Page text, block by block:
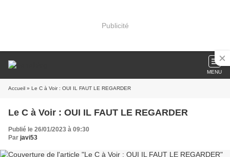
Publicité
MENU
Accueil » Le C à Voir : OUI IL FAUT LE REGARDER
Le C à Voir : OUI IL FAUT LE REGARDER
Publié le 26/01/2023 à 09:30
Par javi53